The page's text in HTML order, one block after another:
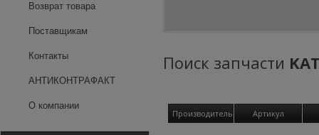
Возврат товара
Поставщикам
Контакты
АНТИКОНТРАФАКТ
О компании
Поиск запчасти
Производитель Артикул